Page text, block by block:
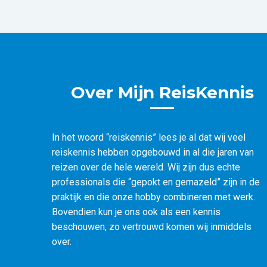
Doordat ik ben aangesloten bij ‘Mijn Reiskennis’
Géén meerprijs, wel méér service.
100% privacy.
Neem gerust contact met mij op voor een
Over Mijn ReisKennis
In het woord “reiskennis” lees je al dat wij veel
reiskennis hebben opgebouwd in al die jaren van
reizen over de hele wereld. Wij zijn dus echte
professionals die “gepokt en gemazeld” zijn in de
praktijk en die onze hobby combineren met werk.
Bovendien kun je ons ook als een kennis
beschouwen, zo vertrouwd komen wij inmiddels
over.